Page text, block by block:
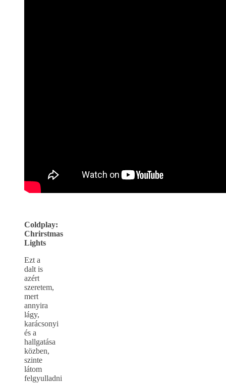
Coldplay:
Chrirstmas
Lights
Ezt a
dalt is
azért
szeretem,
mert
annyira
lágy,
karácsonyi
és a
hallgatása
közben,
szinte
látom
felgyulladni